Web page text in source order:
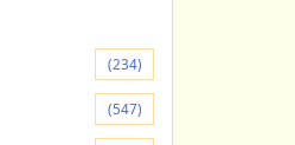
(234)
(547)